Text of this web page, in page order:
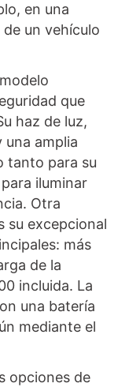
en una
un vehículo
que
haz de luz,
amplia
tanto para su
iluminar
Otra
su excepcional
más
de la
incluida. La
una batería
mediante el
opciones de